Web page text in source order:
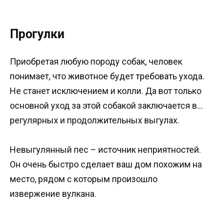
Прогулки
Приобретая любую породу собак, человек
понимает, что животное будет требовать ухода.
Не станет исключением и колли. Да вот только
основной уход за этой собакой заключается в…
регулярных и продолжительных выгулах.
Невыгулянный пес – источник неприятностей.
Он очень быстро сделает ваш дом похожим на
место, рядом с которым произошло
извержение вулкана.